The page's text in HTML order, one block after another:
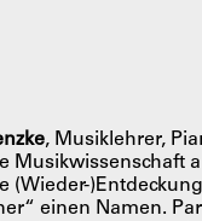
, Musiklehrer,
Musikwissenschaft
(Wieder-
einen Namen.